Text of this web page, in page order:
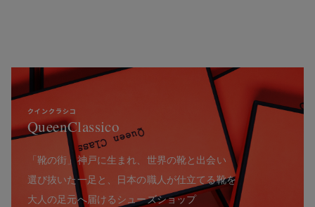
クインクラシコ
QueenClassico
「靴の街」神戸に生まれ、世界の靴と出会い
選び抜いた一足と、日本の職人が仕立てる靴を
大人の足元へ届けるシューズショップ